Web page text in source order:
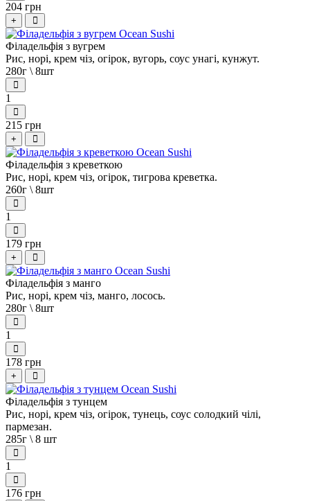
204 грн
+
Філадельфія з вугрем
Рис, норі, крем чіз, огірок, вугорь, соус унагі, кунжут.
280г \ 8шт
1
215 грн
+
Філадельфія з креветкою
Рис, норі, крем чіз, огірок, тигрова креветка.
260г \ 8шт
1
179 грн
+
Філадельфія з манго
Рис, норі, крем чіз, манго, лосось.
280г \ 8шт
1
178 грн
+
Філадельфія з тунцем
Рис, норі, крем чіз, огірок, тунець, соус солодкий чілі,
пармезан.
285г \ 8 шт
1
176 грн